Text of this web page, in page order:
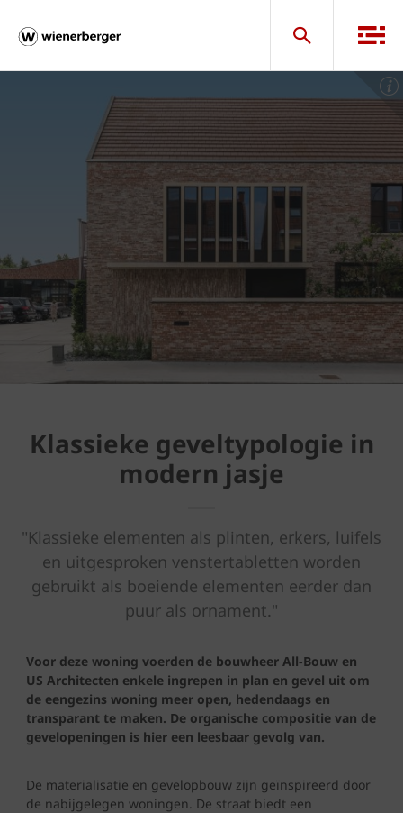
Klassieke geveltypologie in
modern jasje
"Klassieke elementen als plinten, erkers, luifels
en uitgesproken venstertabletten worden
gebruikt als boeiende elementen eerder dan
puur als ornament."
Voor deze woning voerden de bouwheer All-Bouw en
US Architecten enkele ingrepen in plan en gevel uit om
de eengezins woning meer open, hedendaags en
transparant te maken. De organische compositie van de
gevelopeningen is hier een leesbaar gevolg van.
De materialisatie en gevelopbouw zijn geïnspireerd door
de nabijgelegen woningen. De straat biedt een